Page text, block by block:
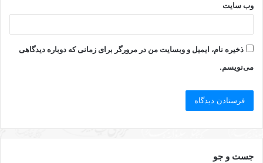
وب‌ سایت
ذخیره نام، ایمیل و وبسایت من در مرورگر برای زمانی که دوباره دیدگاهی
می‌نویسم.
جست و جو